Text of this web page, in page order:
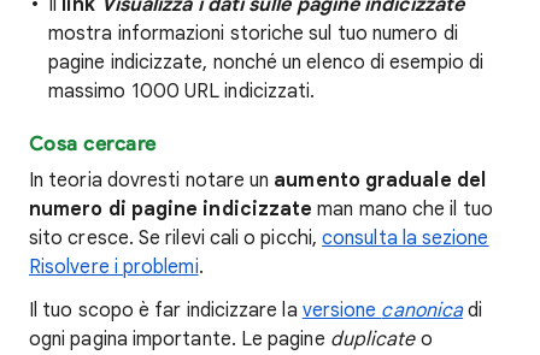
Il link Visualizza i dati sulle pagine indicizzate
mostra informazioni storiche sul tuo numero di
pagine indicizzate, nonché un elenco di esempio di
massimo 1000 URL indicizzati.
Cosa cercare
In teoria dovresti notare un aumento graduale del
numero di pagine indicizzate man mano che il tuo
sito cresce. Se rilevi cali o picchi,consulta la sezione
Risolvere i problemi.
Il tuo scopo è far indicizzare la versione canonicadi
ogni pagina importante. Le pagine duplicateo